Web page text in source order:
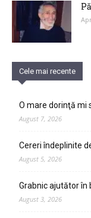
Cele mai recente
O mare dorinţă mi
August 7, 2026
Cereri îndeplinite
August 5, 2026
Grabnic ajutător în
August 3, 2026